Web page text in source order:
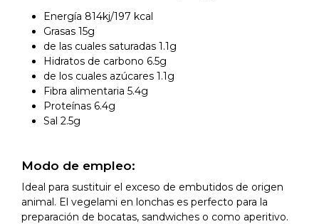
Energía 814kj/197 kcal
Grasas 15g
de las cuales saturadas 1.1g
Hidratos de carbono 6.5g
de los cuales azúcares 1.1g
Fibra alimentaria 5.4g
Proteínas 6.4g
Sal 2.5g
Modo de empleo:
Ideal para sustituir el exceso de embutidos de origen
animal. El vegelami en lonchas es perfecto para la
preparación de bocatas, sandwiches o como aperitivo.